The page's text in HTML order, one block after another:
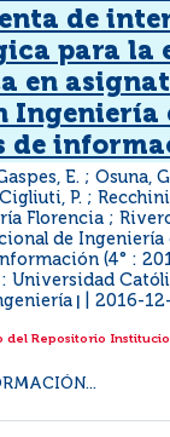
de
para la
en
Ingeniería
de
E. ; Osuna,
P. ;
Florencia ;
de
(4° :
: Universidad
2016-
del Repositorio